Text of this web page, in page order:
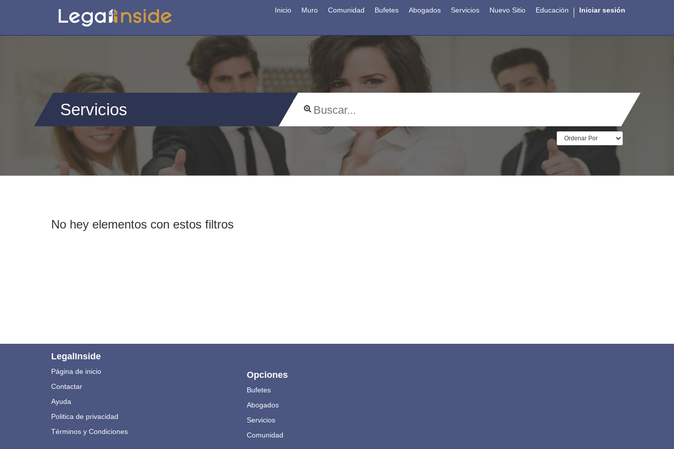
Inicio Muro Comunidad Bufetes Abogados Servicios Nuevo Sitio Educación Iniciar sesión
Servicios
No hey elementos con estos filtros
LegalInside
Página de inicio
Contactar
Ayuda
Politica de privacidad
Términos y Condiciones
Opciones
Bufetes
Abogados
Servicios
Comunidad
.